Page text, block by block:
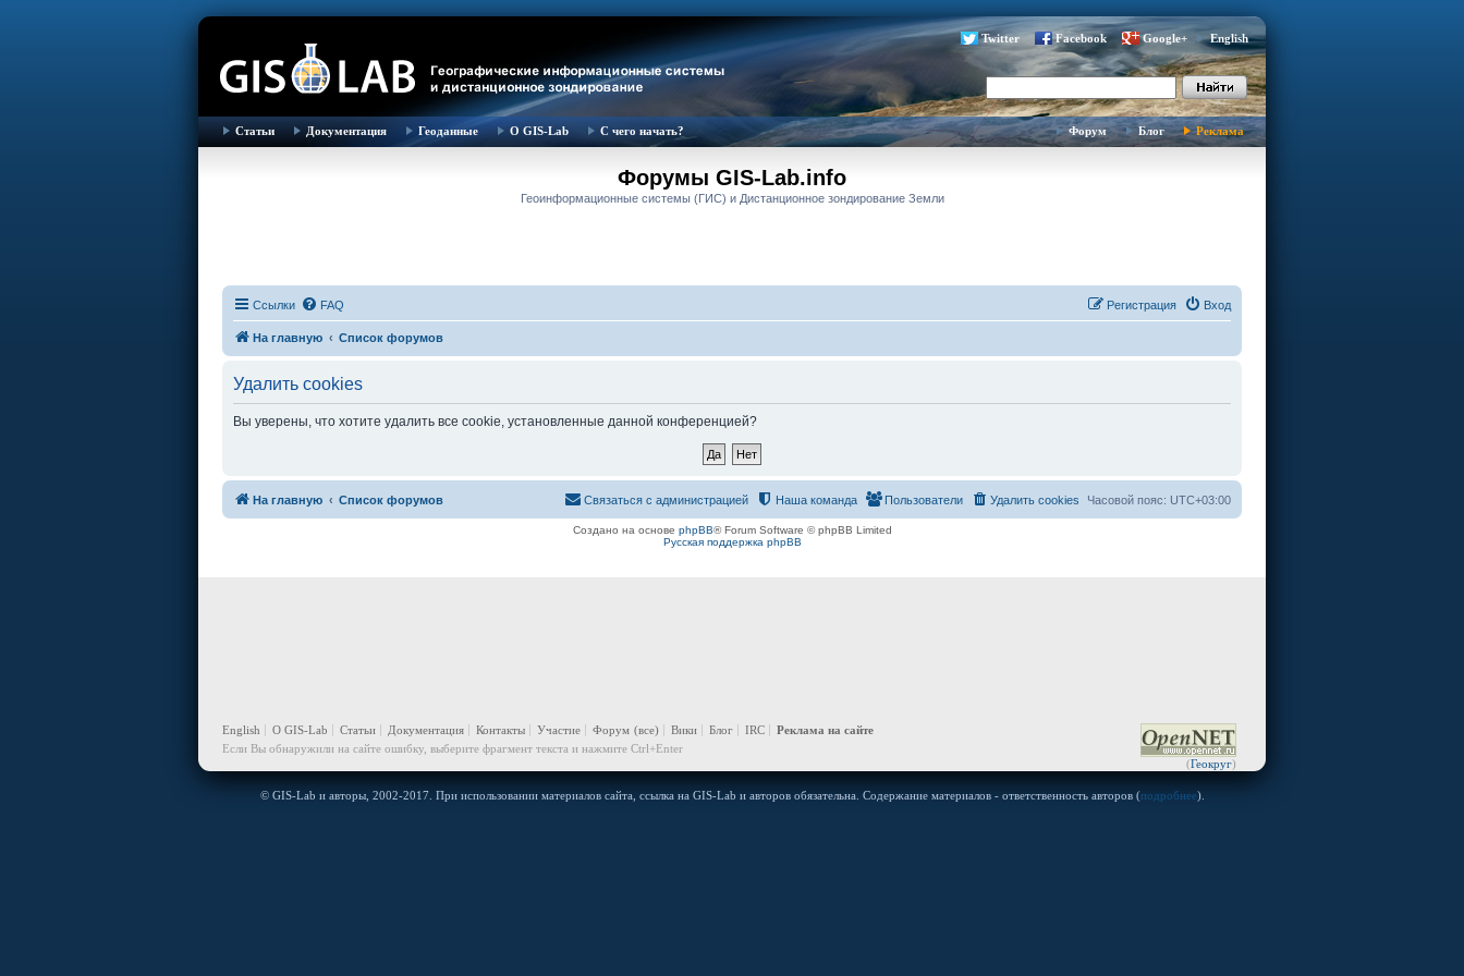
Twitter Facebook Google+ English
Статьи Документация Геоданные О GIS-Lab С чего начать? Форум Блог Реклама
Форумы GIS-Lab.info
Геоинформационные системы (ГИС) и Дистанционное зондирование Земли
Ссылки FAQ Вход
Регистрация
На главную Список форумов
Удалить cookies
Вы уверены, что хотите удалить все cookie, установленные данной конференцией?
На главную Список форумов Часовой пояс: UTC+03:00
Удалить cookies
Пользователи
Наша команда
Связаться с администрацией
Создано на основе phpBB® Forum Software © phpBB Limited
Русская поддержка phpBB
(Геокруг)
English О GIS-Lab Статьи Документация Контакты Участие Форум (все) Вики Блог IRC
Реклама на сайте
Если Вы обнаружили на сайте ошибку, выберите фрагмент текста и нажмите Ctrl+Enter
© GIS-Lab и авторы, 2002-2017. При использовании материалов сайта, ссылка на GIS-Lab и авторов обязательна. Содержание материалов - ответственность авторов (подробнее).